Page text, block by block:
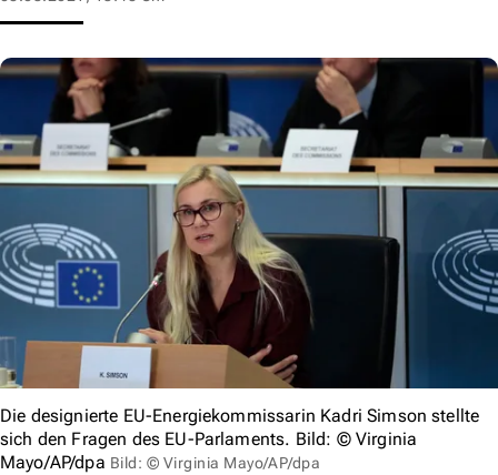
Die designierte EU-Energiekommissarin Kadri Simson stellte
sich den Fragen des EU-Parlaments. Bild: © Virginia
Mayo/AP/dpa Bild: © Virginia Mayo/AP/dpa